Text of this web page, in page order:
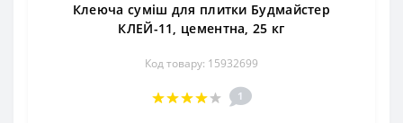
Клеюча суміш для плитки Будмайстер
КЛЕЙ-11, цементна, 25 кг
Код товару: 15932699
1